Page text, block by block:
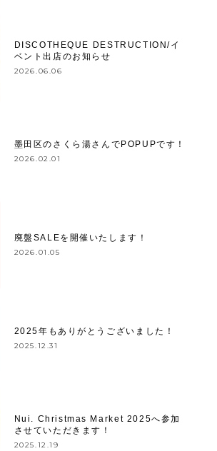
DISCOTHEQUE DESTRUCTION/イ
ベント出店のお知らせ
2026.06.06
墨田区のさくら湯さんでPOPUPです！
2026.02.01
廃盤SALEを開催いたします！
2026.01.05
2025年もありがとうございました！
2025.12.31
Nui. Christmas Market 2025へ参加
させていただきます！
2025.12.19